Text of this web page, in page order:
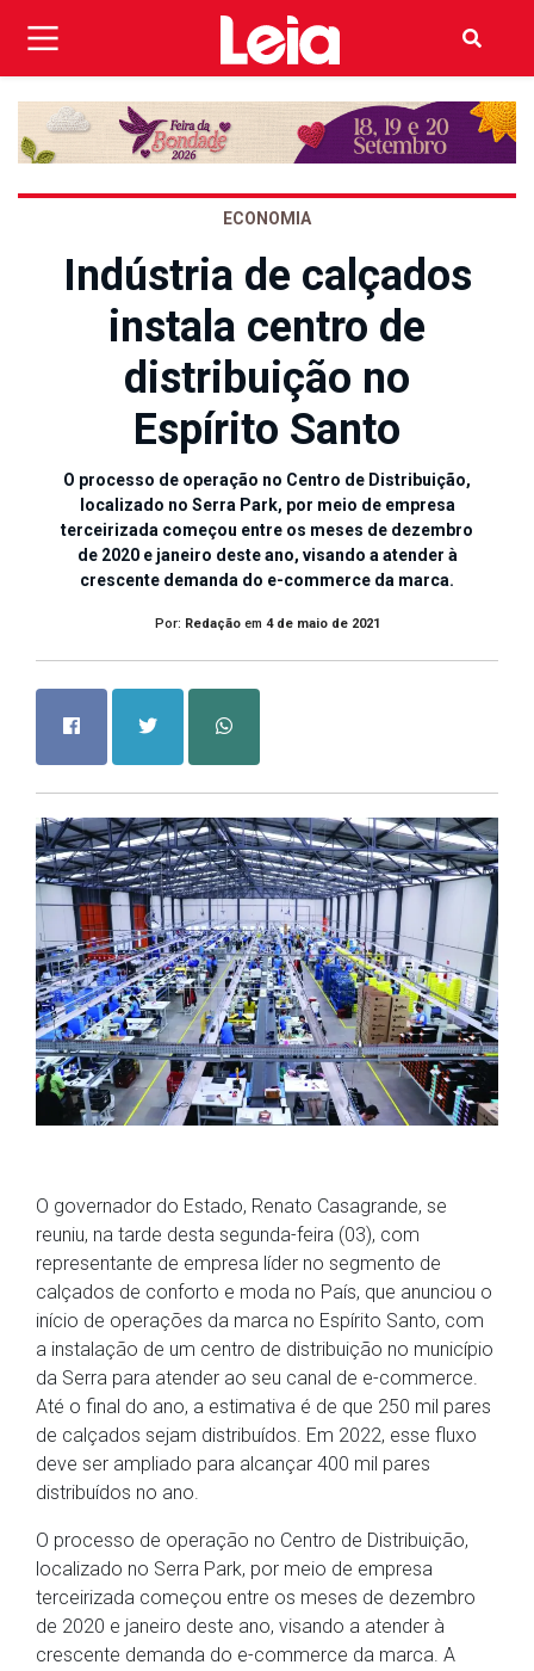
ECONOMIA
Indústria de calçados
instala centro de
distribuição no
Espírito Santo
O processo de operação no Centro de Distribuição,
localizado no Serra Park, por meio de empresa
terceirizada começou entre os meses de dezembro
de 2020 e janeiro deste ano, visando a atender à
crescente demanda do e-commerce da marca.
Por: Redaçãoem 4 de maio de 2021
O governador do Estado, Renato Casagrande, se
reuniu, na tarde desta segunda-feira (03), com
representante de empresa líder no segmento de
calçados de conforto e moda no País, que anunciou o
início de operações da marca no Espírito Santo, com
a instalação de um centro de distribuição no município
da Serra para atender ao seu canal de e-commerce.
Até o final do ano, a estimativa é de que 250 mil pares
de calçados sejam distribuídos. Em 2022, esse fluxo
deve ser ampliado para alcançar 400 mil pares
distribuídos no ano.
O processo de operação no Centro de Distribuição,
localizado no Serra Park, por meio de empresa
terceirizada começou entre os meses de dezembro
de 2020 e janeiro deste ano, visando a atender à
crescente demanda do e-commerce da marca. A